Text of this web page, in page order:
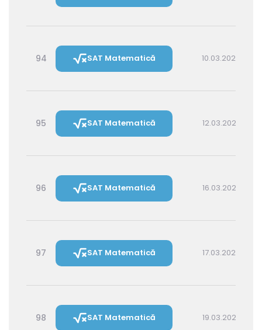
94 SAT Matematică 10.03.2027 14:30
95 SAT Matematică 12.03.2027 16:00
96 SAT Matematică 16.03.2027 16:00
97 SAT Matematică 17.03.2027 14:30
98 SAT Matematică 19.03.2027 16:00